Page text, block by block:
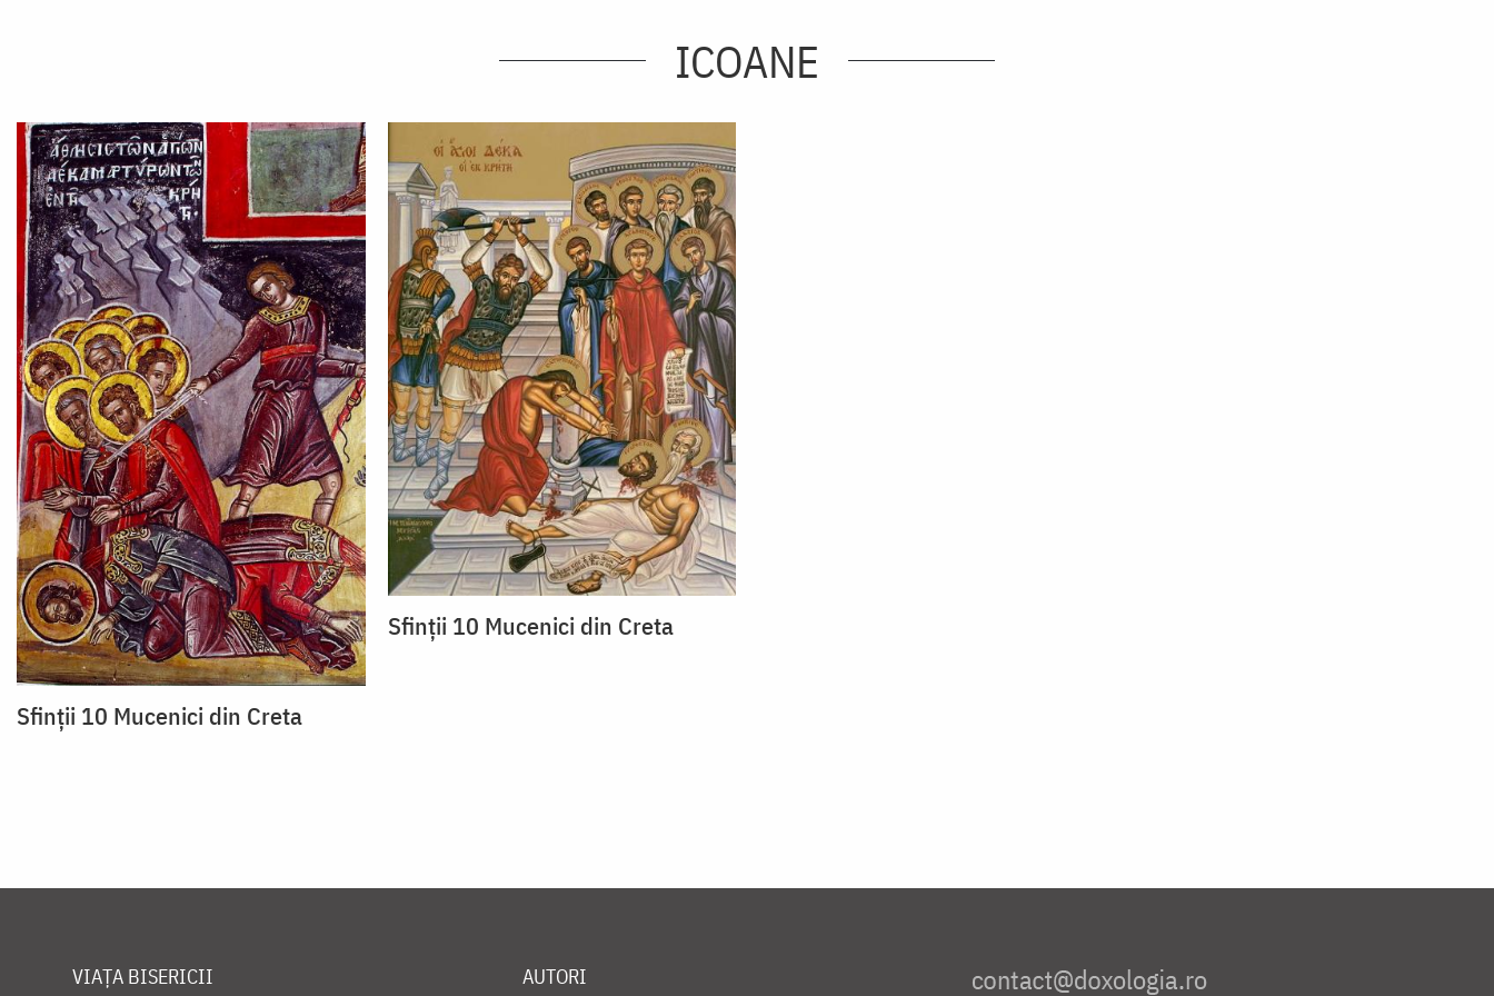
ICOANE
Sfinții 10 Mucenici din Creta
Sfinții 10 Mucenici din Creta
VIAȚA BISERICII AUTORI